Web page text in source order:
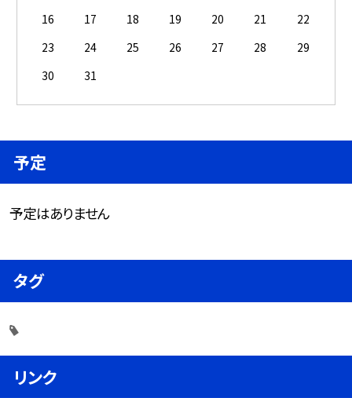
16
17 18 19 20 21
22
23
24 25 26 27 28
29
30
31
予定
予定はありません
タグ
リンク